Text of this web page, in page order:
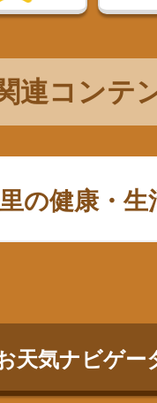
連コンテ
の健康・生
天気ナビゲー